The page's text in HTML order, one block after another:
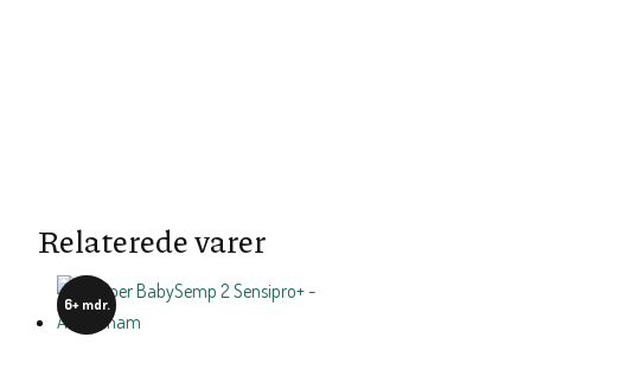
Relaterede varer
6+ mdr.